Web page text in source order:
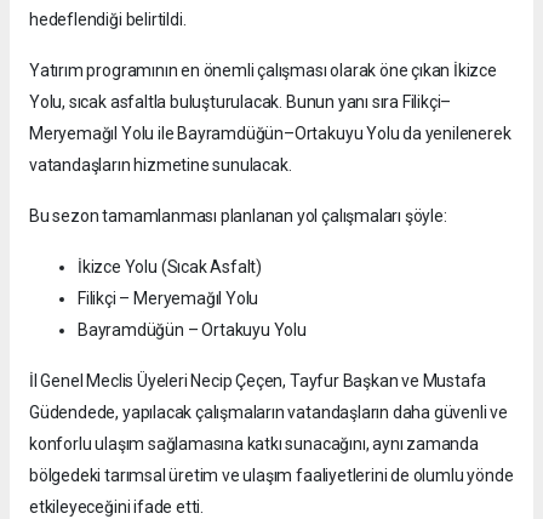
hedeflendiği belirtildi.
Yatırım programının en önemli çalışması olarak öne çıkan İkizce
Yolu, sıcak asfaltla buluşturulacak. Bunun yanı sıra Filikçi–
Meryemağıl Yolu ile Bayramdüğün–Ortakuyu Yolu da yenilenerek
vatandaşların hizmetine sunulacak.
Bu sezon tamamlanması planlanan yol çalışmaları şöyle:
İkizce Yolu (Sıcak Asfalt)
Filikçi – Meryemağıl Yolu
Bayramdüğün – Ortakuyu Yolu
İl Genel Meclis Üyeleri Necip Çeçen, Tayfur Başkan ve Mustafa
Güdendede, yapılacak çalışmaların vatandaşların daha güvenli ve
konforlu ulaşım sağlamasına katkı sunacağını, aynı zamanda
bölgedeki tarımsal üretim ve ulaşım faaliyetlerini de olumlu yönde
etkileyeceğini ifade etti.